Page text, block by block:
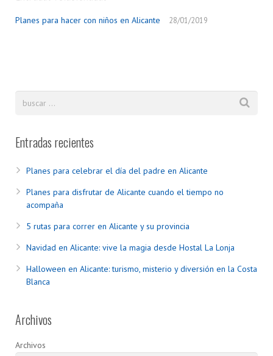
Planes para hacer con niños en Alicante 28/01/2019
Entradas recientes
Planes para celebrar el día del padre en Alicante
Planes para disfrutar de Alicante cuando el tiempo no
acompaña
5 rutas para correr en Alicante y su provincia
Navidad en Alicante: vive la magia desde Hostal La Lonja
Halloween en Alicante: turismo, misterio y diversión en la Costa
Blanca
Archivos
Archivos